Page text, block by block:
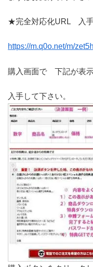
★完全対応化URL 入手
https://m.q0o.net/m/
購入画面で 下記が表
入手して下さい。